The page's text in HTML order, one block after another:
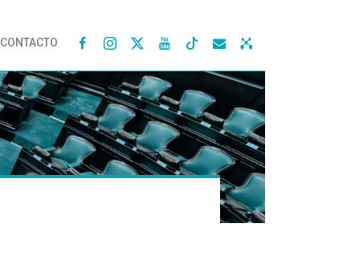
CONTACTO    